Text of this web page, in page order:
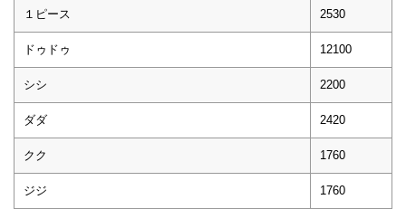
１ピース 2530
ドゥドゥ 12100
シシ 2200
ダダ 2420
クク 1760
ジジ 1760